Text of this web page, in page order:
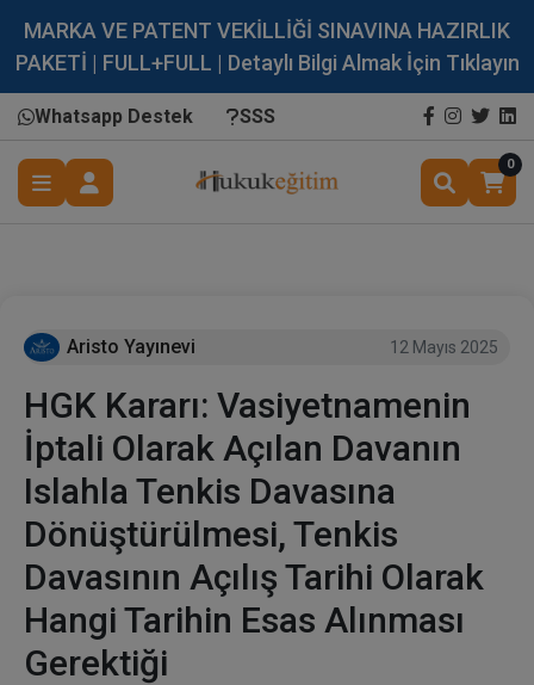
MARKA VE PATENT VEKİLLİĞİ SINAVINA HAZIRLIK
PAKETİ | FULL+FULL | Detaylı Bilgi Almak İçin Tıklayın
Whatsapp Destek SSS
0
Aristo Yayınevi 12 Mayıs 2025
HGK Kararı: Vasiyetnamenin
İptali Olarak Açılan Davanın
Islahla Tenkis Davasına
Dönüştürülmesi, Tenkis
Davasının Açılış Tarihi Olarak
Hangi Tarihin Esas Alınması
Gerektiği